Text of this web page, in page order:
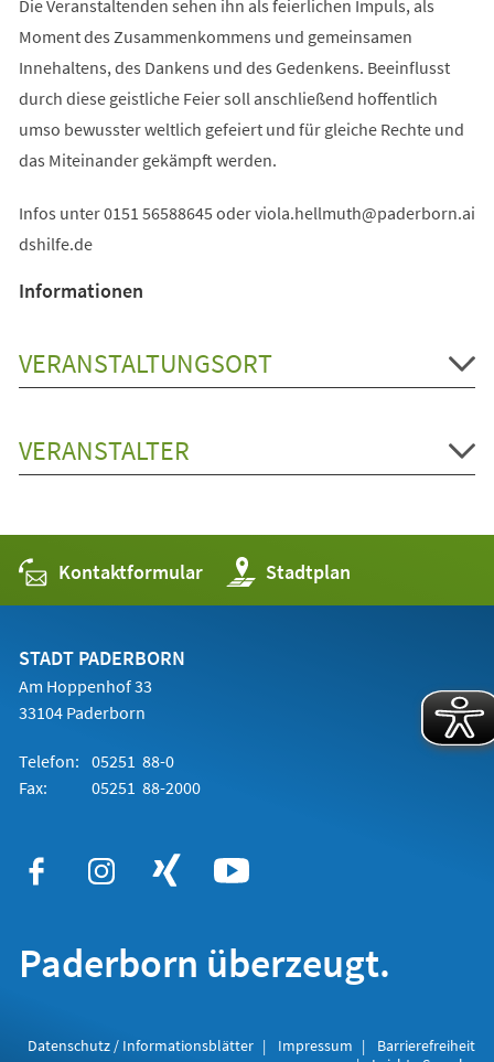
Die Veranstaltenden sehen ihn als feierlichen Impuls, als
Moment des Zusammenkommens und gemeinsamen
Innehaltens, des Dankens und des Gedenkens. Beeinflusst
durch diese geistliche Feier soll anschließend hoffentlich
umso bewusster weltlich gefeiert und für gleiche Rechte und
das Miteinander gekämpft werden.
Infos unter 0151 56588645 oderviola.hellmuth
paderborn.ai
dshilfe de
Informationen
VERANSTALTUNGSORT
VERANSTALTER
Kontaktformular Stadtplan
(Öffnet
in
einem
STADT PADERBORN
Am Hoppenhof 33
33104 Paderborn
Telefon: 05251 88-0
Fax:
05251 88-2000
Paderborn überzeugt.
Datenschutz / Informationsblätter Impressum
Barrierefreiheit